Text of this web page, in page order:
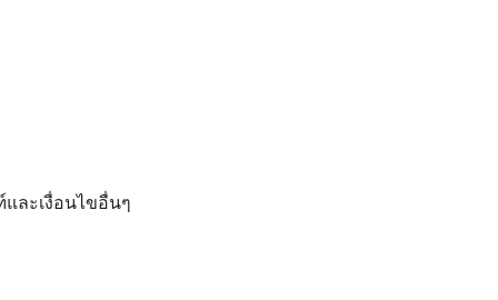
ละเงื่อนไขอื่นๆ